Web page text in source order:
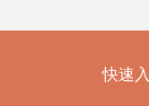
快速